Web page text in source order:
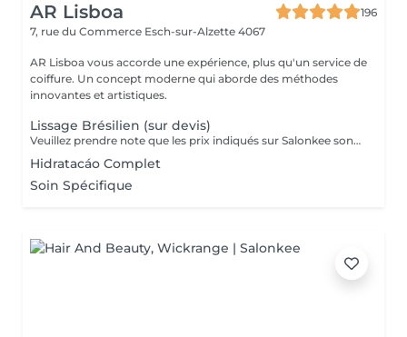
AR Lisboa
196
7, rue du Commerce Esch-sur-Alzette 4067
AR Lisboa vous accorde une expérience, plus qu'un service de
coiffure. Un concept moderne qui aborde des méthodes
innovantes et artistiques.
Lissage Brésilien (sur devis)
Veuillez prendre note que les prix indiqués sur Salonkee sont communiqués à titre informatif et s'entendent de base. Ces derniers sont susceptibles de varier selon le diagnostic réalisé à votre arrivée au salon et l'expertise du professionnel à qui vous confiez votre beauté. Dans tous les cas, un devis précis vous sera proposé et toutes réalisations de prestations seront effectuées avec votre accord. Un grand merci d'avance pour votre compréhension. Au plaisir de vous recevoir très vite.
Hidratacáo Complet
Soin Spécifique